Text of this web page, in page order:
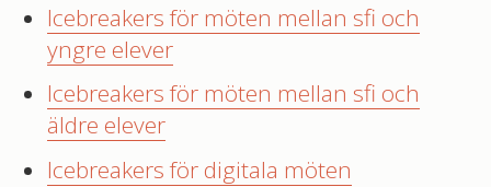
Icebreakers för möten mellan sfi och
yngre elever
Icebreakers för möten mellan sfi och
äldre elever
Icebreakers för digitala möten